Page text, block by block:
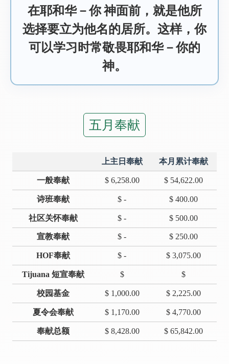
在耶和华－你 神面前，就是他所
选择要立为他名的居所。这样，你
可以学习时常敬畏耶和华－你的
神。
五月奉献
上主日奉献 本月累计奉献
一般奉献 $ 6,258.00 $ 54,622.00
诗班奉献 $ - $ 400.00
社区关怀奉献 $ - $ 500.00
宣教奉献 $ - $ 250.00
HOF奉献 $ - $ 3,075.00
Tijuana 短宣奉献 $ $
校园基金 $ 1,000.00 $ 2,225.00
夏令会奉献 $ 1,170.00 $ 4,770.00
奉献总额 $ 8,428.00 $ 65,842.00